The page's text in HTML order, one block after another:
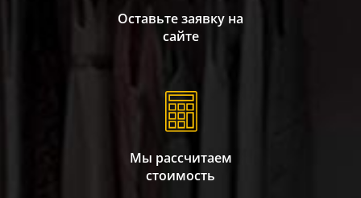
Оставьте заявку на
сайте
Мы рассчитаем
стоимость